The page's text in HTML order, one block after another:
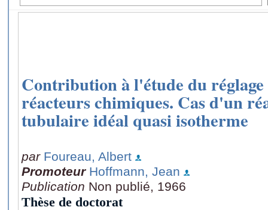
Contribution à l'étude du
réacteurs chimiques. Cas d'un
tubulaire idéal quasi isotherme
par Foureau, Albert
Promoteur Hoffmann, Jean
Publication Non publié, 1966
Thèse de doctorat